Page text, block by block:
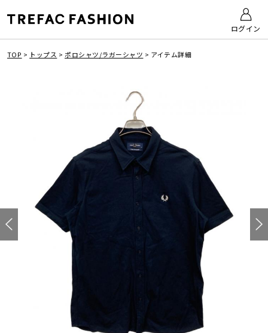
ログイン
TOP > トップス > ポロシャツ/ラガーシャツ > アイテム詳細